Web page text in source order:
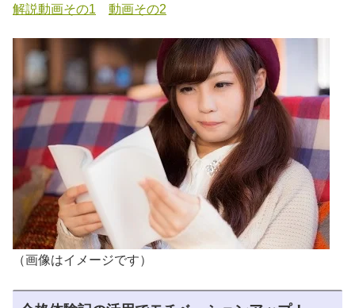
解説動画その1
動画その2
（画像はイメージです）